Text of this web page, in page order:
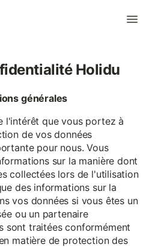
Holidu
générales
l'intérêt que vous portez à
de vos données
pour nous. Vous
sur la manière dont
collectées lors de l'utilisation
des informations sur la
vos données si vous êtes un
ou un partenaire
sont traitées conformément
matière de protection des